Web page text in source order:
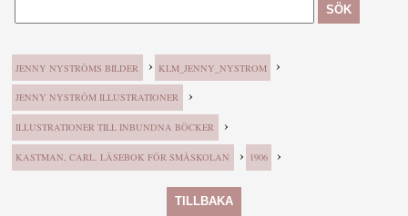
SÖK
JENNY NYSTRÖMS BILDER › KLM_JENNY_NYSTROM ›
JENNY NYSTRÖM ILLUSTRATIONER ›
ILLUSTRATIONER TILL INBUNDNA BÖCKER ›
KASTMAN, CARL. LÄSEBOK FÖR SMÅSKOLAN › 1906 ›
TILLBAKA